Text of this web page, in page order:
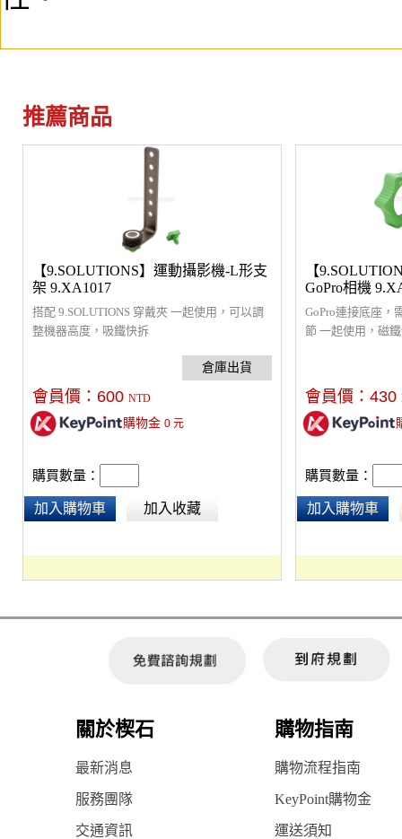
推薦商品
【9.SOLUTIONS】運動攝影機-L形支
架 9.XA1017
搭配 9.SOLUTIONS 穿戴夾 一起使用，可以調
整機器高度，吸鐵快拆
會員價： 600 NTD
購物金 0元
購買數量：
加入購物車 加入收藏
【
GoPro相機
GoPro連接底座，
節 一起使用，磁
會員價： 430
購買數量：
加入購物車
關於楔石 購物指南
最新消息 購物流程指南
服務團隊 KeyPoint購物金
交通資訊 運送須知